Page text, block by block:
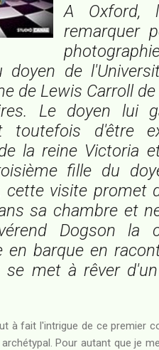
A Oxford,
remarquer
doyen de
de Lewis Carroll
Le doyen lui
toutefois d'être
la reine Victoria
fille du
cette visite promet
sa chambre et
Dogson la
en barque en
se met à rêver
à fait l'intrigue de ce premier
Pour autant que je